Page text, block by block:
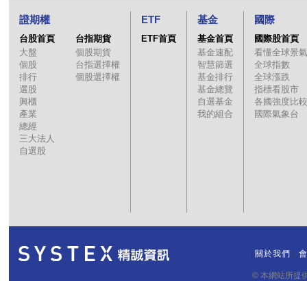
證期權
台股首頁
大盤
個股
排行
選股
興櫃
產業
總經
三大法人
自選股
台指期貨
個股期貨
台指選擇權
個股選擇權
ETF
ETF首頁
基金
基金首頁
基金速配
智慧篩選
基金排行
基金總覽
自選基金
我的組合
國際
國際股首頁
看懂全球景氣
全球指數
全球漲跌
指標看股市
各國強度比較
國際氣象台
關於我們
© 本網站所提